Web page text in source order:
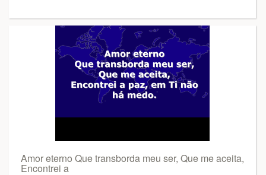
Amor eterno Que transborda meu ser, Que me aceita,
Encontrei a